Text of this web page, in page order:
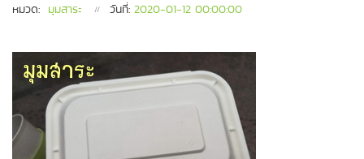
หมวด: มุมสาระ วันที่: 2020-01-12 00:00:00